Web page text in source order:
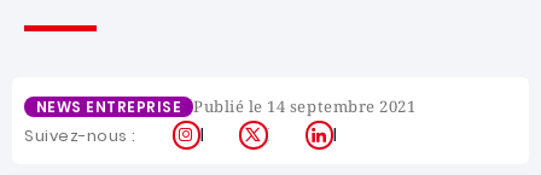
NEWS ENTREPRISE Publié le 14 septembre 2021
Suivez-nous : Instagram
X LinkedIn